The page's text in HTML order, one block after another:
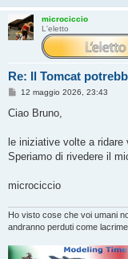
microciccio
L'eletto
Re: Il Tomcat
M
s
g
i
12 maggio 2026, 23:43
Ciao Bruno,
le iniziative volte a ridare
Speriamo di rivedere il
microciccio
Ho visto cose che voi umani
andranno perduti come lacrime